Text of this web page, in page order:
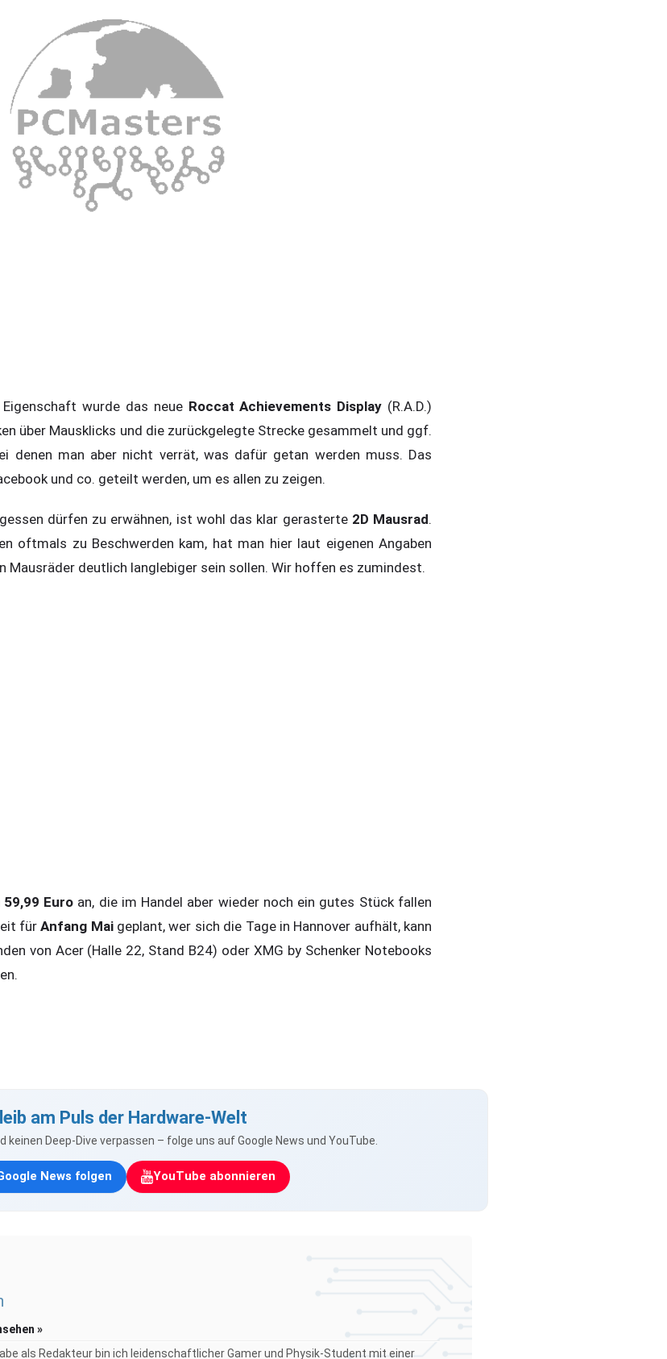
wurde das neue Roccat Achievements Display (R.A.D.)
über Mausklicks und die zurückgelegte Strecke gesammelt und ggf.
denen man aber nicht verrät, was dafür getan werden muss. Das
und co. geteilt werden, um es allen zu zeigen.
dürfen zu erwähnen, ist wohl das klar gerasterte 2D Mausrad.
oftmals zu Beschwerden kam, hat man hier laut eigenen Angaben
Mausräder deutlich langlebiger sein sollen. Wir hoffen es zumindest.
59,99 Euroan, die im Handel aber wieder noch ein gutes Stück fallen
fürAnfang Maigeplant, wer sich die Tage in Hannover aufhält, kann
von Acer (Halle 22, Stand B24) oder XMG by Schenker Notebooks
am Puls der Hardware-Welt
keinen Deep-Dive verpassen – folge uns auf Google News und YouTube.
News folgen YouTube abonnieren
»
als Redakteur bin ich leidenschaftlicher Gamer und Physik-Student mit einer